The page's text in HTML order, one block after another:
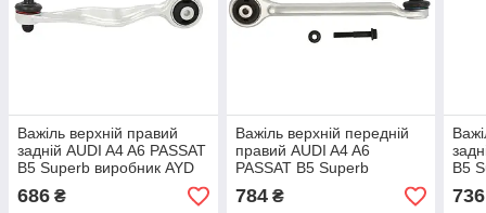
Важіль верхній правий
задній AUDI A4 A6 PASSAT
B5 Superb виробник AYD
686 ₴
Важіль верхній передній
правий AUDI A4 A6
PASSAT B5 Superb
Польща
784₴
B5
736